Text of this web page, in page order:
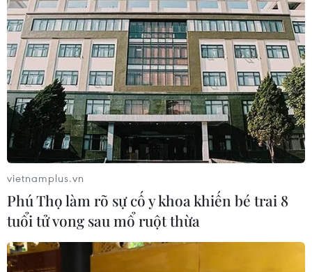
vietnamplus.vn
Phú Thọ làm rõ sự cố y khoa khiến bé trai 8
tuổi tử vong sau mổ ruột thừa